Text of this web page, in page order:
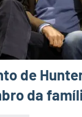
de
da